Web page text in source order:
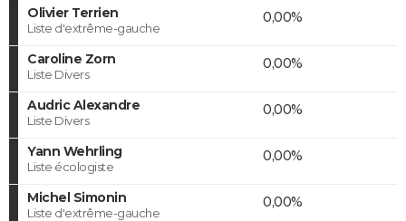
Olivier Terrien
Liste d'extrême-gauche
0,00%
Caroline Zorn
Liste Divers
0,00%
Audric Alexandre
Liste Divers
0,00%
Yann Wehrling
Liste écologiste
0,00%
Michel Simonin
Liste d'extrême-gauche
0,00%